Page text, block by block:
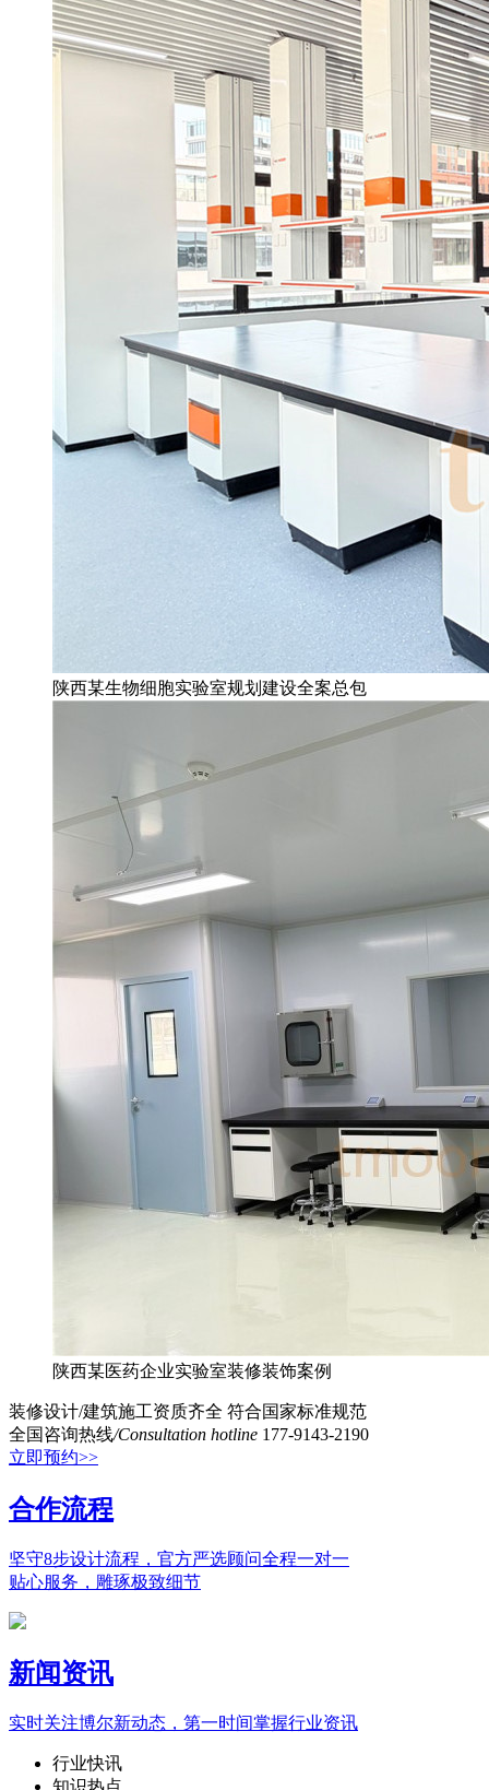
陕西某生物细胞实验室规划建设全案总包
陕西某医药企业实验室装修装饰案例
装修设计/建筑施工资质齐全 符合国家标准规范
全国咨询热线/Consultation hotline 177-9143-2190
立即预约>>
合作流程
坚守8步设计流程，官方严选顾问全程一对一
贴心服务，雕琢极致细节
新闻资讯
实时关注博尔新动态，第一时间掌握行业资讯
行业快讯
知识热点